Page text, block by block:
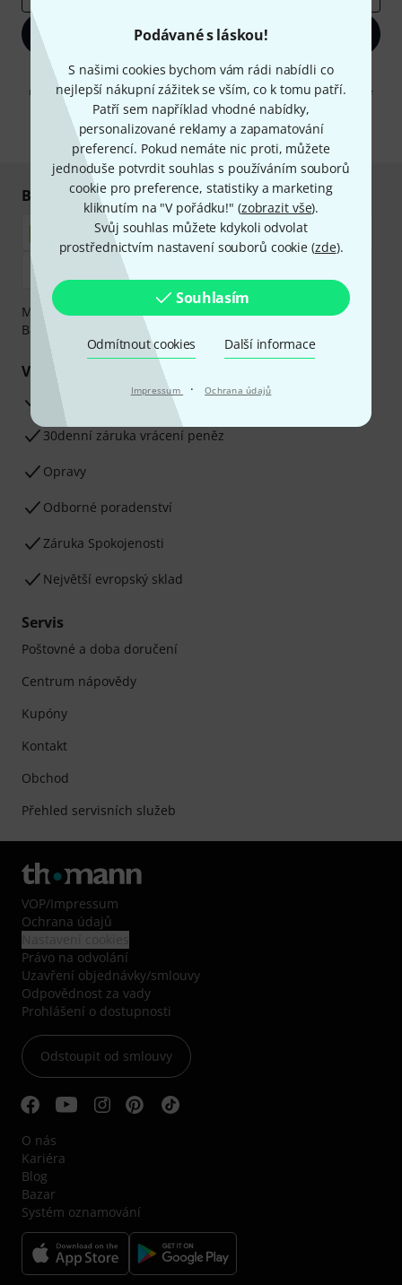
Podávané s láskou!
S našimi cookies bychom vám rádi nabídli co
nejlepší nákupní zážitek se vším, co k tomu patří.
Patří sem například vhodné nabídky,
personalizované reklamy a zapamatování
preferencí. Pokud nemáte nic proti, můžete
jednoduše potvrdit souhlas s používáním souborů
cookie pro preference, statistiky a marketing
kliknutím na "V pořádku!" (zobrazit vše).
Svůj souhlas můžete kdykoli odvolat
prostřednictvím nastavení souborů cookie (zde).
Souhlasím
Odmítnout cookies Další informace
Impressum · Ochrana údajů
Zaregistrujte se
Kliknutím na "Zaregistrujte se" souhlasíte s přijímáním e-mailových
reklam a měřením chování při používání e-mailů. Odhlášení je možné
kdykoliv. Další informace naleznete v naší sekciOchrana údajů
* Požadováno
Bezpečný nákup i platba
Můžete bezpečně platit těmito metodami: Dobírka,
Bankovní převod, PayPal nebo Kreditní karta.
Vaše výhody
3letá záruka firmy Thomann
30denní záruka vrácení peněz
Opravy
Odborné poradenství
Záruka Spokojenosti
Největší evropský sklad
Servis
Poštovné a doba doručení
Centrum nápovědy
Kupóny
Kontakt
Obchod
Přehled servisních služeb
VOP/Impressum
Ochrana údajů
Právo na odvolání
Uzavření objednávky/smlouvy
Odpovědnost za vady
Prohlášení o dostupnosti
Odstoupit od smlouvy
O nás
Kariéra
Blog
Bazar
Systém oznamování